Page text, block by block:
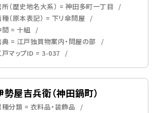
（歴史地名大系） = 神田多町一丁目
（原本表記） = 下リ傘問屋
間 = 十組
典 = 江戸独買物案内・問屋の部
戸マップID = 3-037
勢屋吉兵衛（神田鍋町）
分類 = 衣料品・装飾品